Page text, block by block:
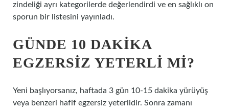
zindeliği ayrı kategorilerde değerlendirdi ve en sağlıklı on
sporun bir listesini yayınladı.
GÜNDE 10 DAKIKA
EGZERSIZ YETERLI MI?
Yeni başlıyorsanız, haftada 3 gün 10-15 dakika yürüyüş
veya benzeri hafif egzersiz yeterlidir. Sonra zamanı